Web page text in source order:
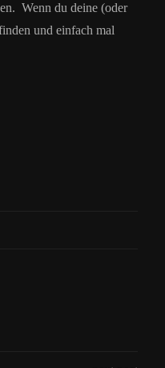
Wenn du deine (oder
und einfach mal